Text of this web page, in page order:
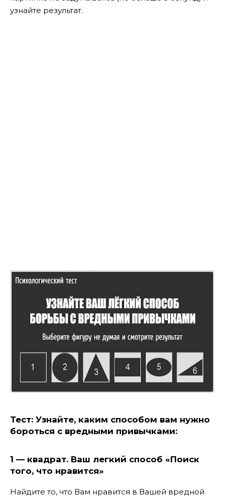
узнайте результат.
Тест: Узнайте, каким способом вам нужно
бороться с вредными привычками:
1 — квадрат. Ваш легкий способ «Поиск
того, что нравится»
Найдите то, что Вам нравится в Вашей вредной